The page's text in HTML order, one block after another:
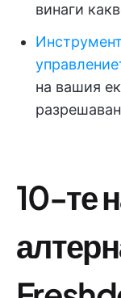
винаги
на вашия
10-те